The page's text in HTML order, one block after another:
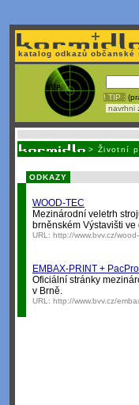
katalog odkazů občanské
! TIP :
navrhni
> Životní
ODKAZY
WOOD-TEC
Mezinárodní veletrh
brněnském Výstavišti
URL: http://www.bvv.cz/
EMBAX-PRINT + PacPro
Oficiální stránky
v Brně.
URL: http://www.bvv.cz/